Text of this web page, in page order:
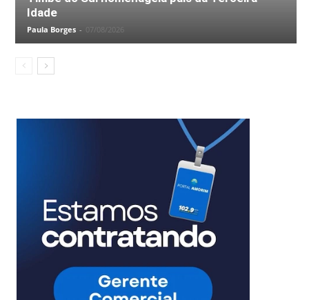
Idade
Paula Borges - 07/08/2026